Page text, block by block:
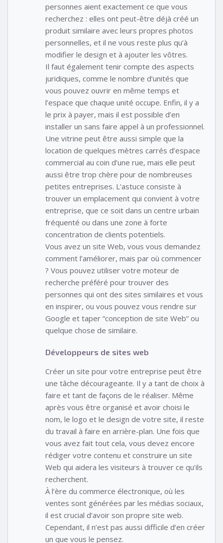
personnes aient exactement ce que vous
recherchez : elles ont peut-être déjà créé un
produit similaire avec leurs propres photos
personnelles, et il ne vous reste plus qu’à
modifier le design et à ajouter les vôtres.
Il faut également tenir compte des aspects
juridiques, comme le nombre d’unités que
vous pouvez ouvrir en même temps et
l’espace que chaque unité occupe. Enfin, il y a
le prix à payer, mais il est possible d’en
installer un sans faire appel à un professionnel.
Une vitrine peut être aussi simple que la
location de quelques mètres carrés d’espace
commercial au coin d’une rue, mais elle peut
aussi être trop chère pour de nombreuses
petites entreprises. L’astuce consiste à
trouver un emplacement qui convient à votre
entreprise, que ce soit dans un centre urbain
fréquenté ou dans une zone à forte
concentration de clients potentiels.
Vous avez un site Web, vous vous demandez
comment l’améliorer, mais par où commencer
? Vous pouvez utiliser votre moteur de
recherche préféré pour trouver des
personnes qui ont des sites similaires et vous
en inspirer, ou vous pouvez vous rendre sur
Google et taper “conception de site Web” ou
quelque chose de similaire.
Développeurs de sites web
Créer un site pour votre entreprise peut être
une tâche décourageante. Il y a tant de choix à
faire et tant de façons de le réaliser. Même
après vous être organisé et avoir choisi le
nom, le logo et le design de votre site, il reste
du travail à faire en arrière-plan. Une fois que
vous avez fait tout cela, vous devez encore
rédiger votre contenu et construire un site
Web qui aidera les visiteurs à trouver ce qu’ils
recherchent.
À l’ère du commerce électronique, où les
ventes sont générées par les médias sociaux,
il est crucial d’avoir son propre site web.
Cependant, il n’est pas aussi difficile d’en créer
un que vous le pensez.